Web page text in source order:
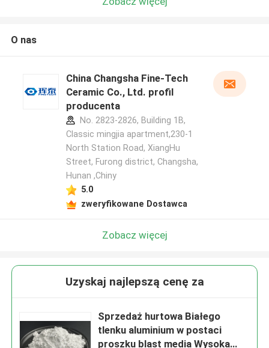
O nas
China Changsha Fine-Tech
Ceramic Co., Ltd. profil
producenta
No. 2823-2826, Building 1B,
Classic mingjia apartment,230-1
North Station Road, XiangHu
Street, Furong district, Changsha,
Hunan ,Chiny
5.0
zweryfikowane Dostawca
Zobacz więcej
Uzyskaj najlepszą cenę za
Sprzedaż hurtowa Białego
tlenku aluminium w postaci
proszku blast media Wysoka